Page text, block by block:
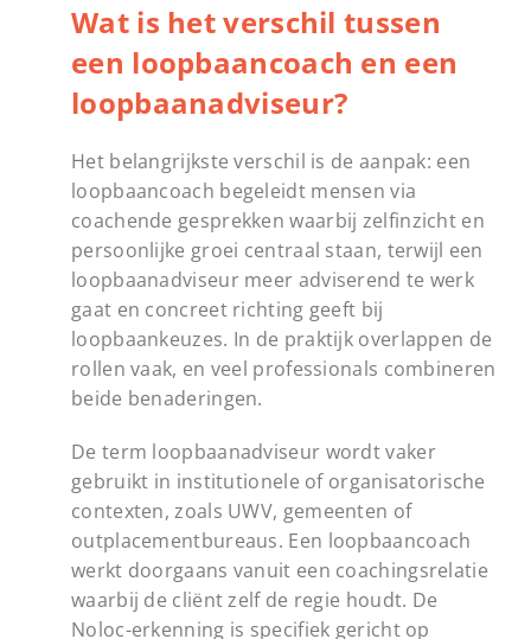
Wat is het verschil tussen
een loopbaancoach en een
loopbaanadviseur?
Het belangrijkste verschil is de aanpak: een
loopbaancoach begeleidt mensen via
coachende gesprekken waarbij zelfinzicht en
persoonlijke groei centraal staan, terwijl een
loopbaanadviseur meer adviserend te werk
gaat en concreet richting geeft bij
loopbaankeuzes. In de praktijk overlappen de
rollen vaak, en veel professionals combineren
beide benaderingen.
De term loopbaanadviseur wordt vaker
gebruikt in institutionele of organisatorische
contexten, zoals UWV, gemeenten of
outplacementbureaus. Een loopbaancoach
werkt doorgaans vanuit een coachingsrelatie
waarbij de cliënt zelf de regie houdt. De
Noloc-erkenning is specifiek gericht op